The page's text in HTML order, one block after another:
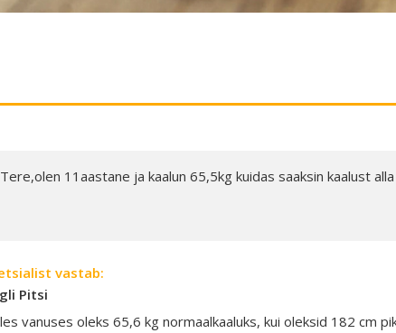
Tere,olen 11aastane ja kaalun 65,5kg kuidas saaksin kaalust
vastab:
Pitsi
vanuses oleks 65,6 kg normaalkaaluks, kui oleksid 182 cm